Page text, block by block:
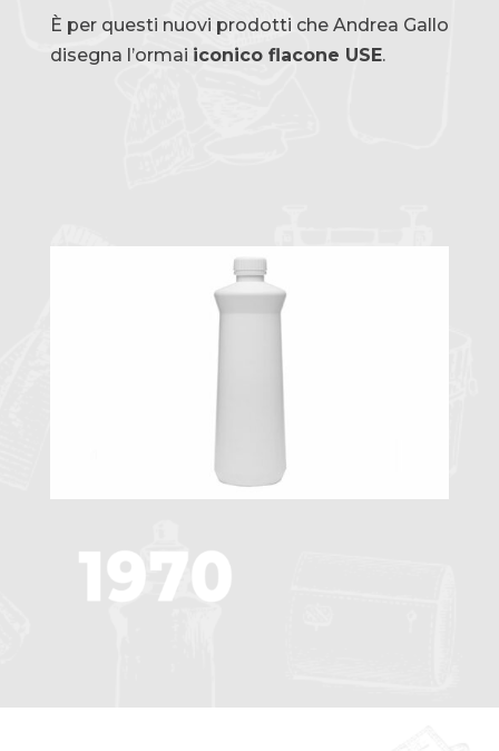
È per questi nuovi prodotti che Andrea Gallo
disegna l’ormai iconico flacone USE.